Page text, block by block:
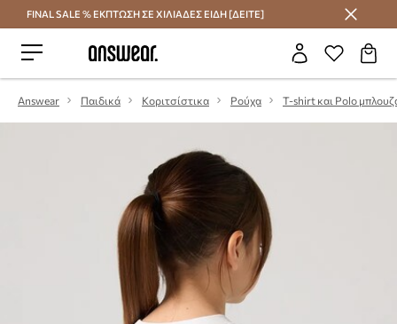
Εξοικονομήστε με το Answear Club
FINAL SALE % ΕΚΠΤΩΣΗ ΣΕ ΧΙΛΙΑΔΕΣ ΕΙΔΗ [ΔΕΙΤΕ]
Answear Παιδικά Κοριτσίστικα Ρούχα T-shirt και Polo